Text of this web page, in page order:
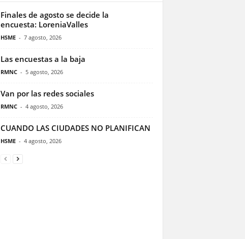
Finales de agosto se decide la
encuesta: LoreniaValles
HSME - 7 agosto, 2026
Las encuestas a la baja
RMNC - 5 agosto, 2026
Van por las redes sociales
RMNC - 4 agosto, 2026
CUANDO LAS CIUDADES NO PLANIFICAN
HSME - 4 agosto, 2026